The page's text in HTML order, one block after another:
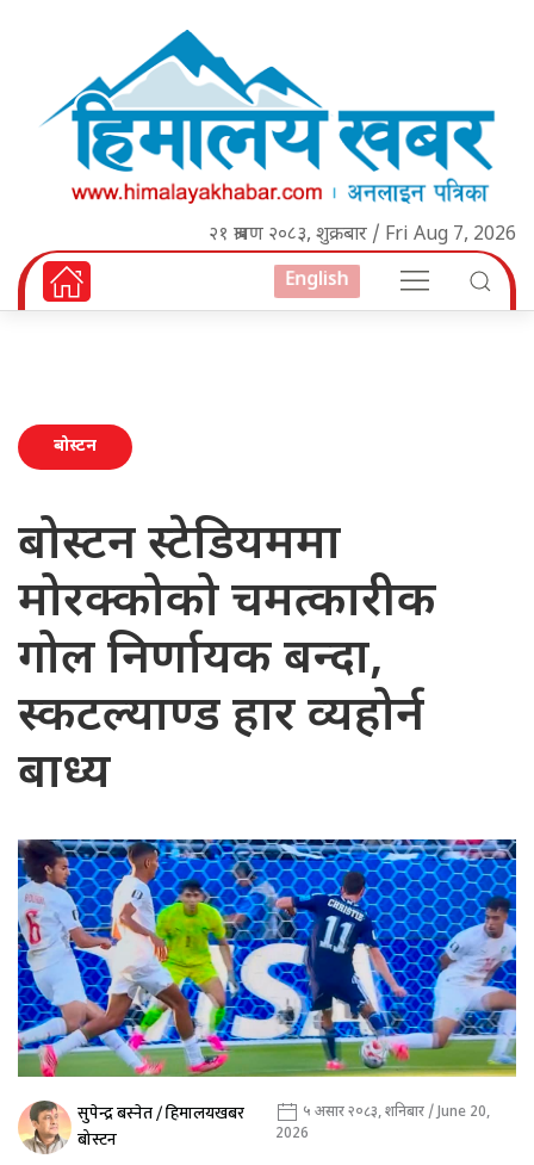
२१ श्रावण २०८३, शुक्रबार / Fri Aug 7, 2026
English
बोस्टन
बोस्टन स्टेडियममा
मोरक्कोको चमत्कारीक
गोल निर्णायक बन्दा,
स्कटल्याण्ड हार व्यहोर्न
बाध्य
सुपेन्द्र बस्नेत / हिमालयखबर
बोस्टन
५ असार २०८३, शनिबार / June 20,
2026